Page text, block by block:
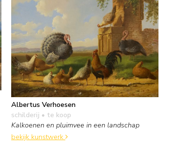
Albertus Verhoesen
schilderij • te koop
Kalkoenen en pluimvee in een landschap
bekijk kunstwerk